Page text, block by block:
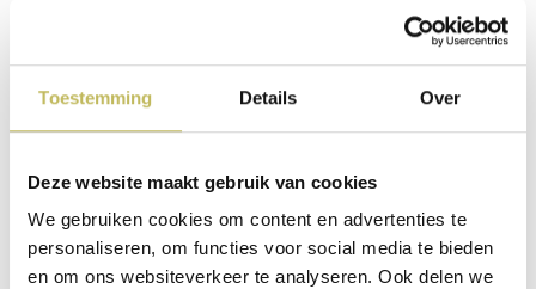
Toestemming Details Over
Deze website maakt gebruik van cookies
We gebruiken cookies om content en advertenties te
personaliseren, om functies voor social media te bieden
en om ons websiteverkeer te analyseren. Ook delen we